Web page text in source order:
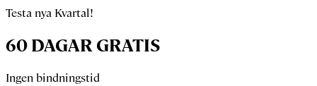
Testa nya Kvartal!
60 DAGAR GRATIS
Ingen bindningstid